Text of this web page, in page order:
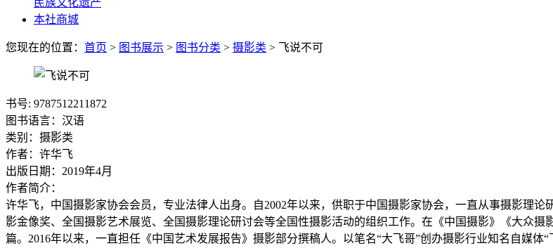
本社商城
您现在的位置： 首页 > 图书展示 > 图书分类 > 摄影类 > 飞说不可
书号: 9787512211872
图书语言：汉语
类别：摄影类
作者：许华飞
出版日期：2019年4月
作者简介：
许华飞，中国摄影家协会会员，专业法律人出身。自2002年以来，供职于中国摄影家协会，一直从事摄影理
影金像奖、全国摄影艺术展览、全国摄影理论研讨会等全国性摄影活动的组织工作。在《中国摄影》《大众
篇。2016年以来，一直担任《中国艺术发展报告》摄影部分撰稿人。以笔名“大飞哥”创办摄影行业知名自媒体“